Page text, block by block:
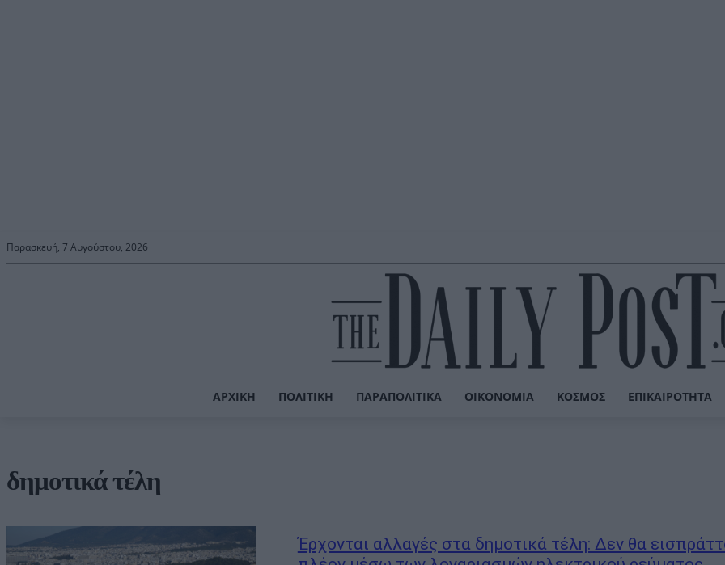
Παρασκευή, 7 Αυγούστου, 2026
ΑΡΧΙΚΉ ΠΟΛΙΤΙΚΉ ΠΑΡΑΠΟΛΙΤΙΚΆ ΟΙΚΟΝΟΜΊΑ ΚΌΣΜΟΣ ΕΠΙΚΑΙΡΌΤΗΤΑ
δημοτικά τέλη
Έρχονται αλλαγές στα δημοτικά τέλη: Δεν θα